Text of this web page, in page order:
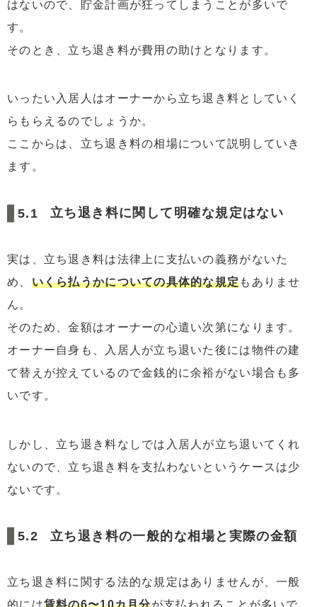
はないので、貯金計画が狂ってしまうことが多いで
す。
そのとき、立ち退き料が費用の助けとなります。
いったい入居人はオーナーから立ち退き料としていく
らもらえるのでしょうか。
ここからは、立ち退き料の相場について説明していき
ます。
立ち退き料に関して明確な規定はない
実は、立ち退き料は法律上に支払いの義務がないた
め、 いくら払うかについての具体的な規定もありませ
ん。
そのため、金額はオーナーの心遣い次第になります。
オーナー自身も、入居人が立ち退いた後には物件の建
て替えが控えているので金銭的に余裕がない場合も多
いです。
しかし、立ち退き料なしでは入居人が立ち退いてくれ
ないので、立ち退き料を支払わないというケースは少
ないです。
立ち退き料の一般的な相場と実際の金額
立ち退き料に関する法的な規定はありませんが、一般